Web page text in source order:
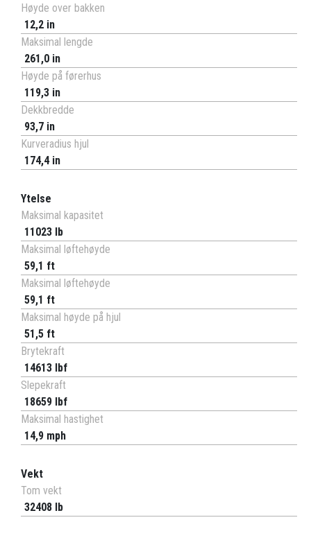
Høyde over bakken
12,2 in
Maksimal lengde
261,0 in
Høyde på førerhus
119,3 in
Dekkbredde
93,7 in
Kurveradius hjul
174,4 in
Ytelse
Maksimal kapasitet
11023 lb
Maksimal løftehøyde
59,1 ft
Maksimal løftehøyde
59,1 ft
Maksimal høyde på hjul
51,5 ft
Brytekraft
14613 lbf
Slepekraft
18659 lbf
Maksimal hastighet
14,9 mph
Vekt
Tom vekt
32408 lb